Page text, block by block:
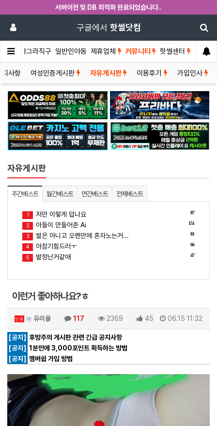
서버이전 및 DB 최적화 완료되었습니다..
구글에서 핫썰닷컴
비아그라직구 일반인야동 제휴업체 커뮤니티 핫썰센터
지사항 여성인증게시판 자유게시판 이용후기 가입인사
자유게시판
주간베스트 월간베스트 연간베스트 전체베스트
87
1 저만 이렇게 덥나요
151
2 아들이 만들어준 Ai
81
3 썰은 아니고 오랜만에 혼자노는거...
66
4 아참기힘드러ㅜ
47
5 발정난거같애
이런거 좋아하나요?ㅎ
인증 유리율 117 2369 45 06.15 11:32
[공지] 후방주의 게시판 관련 긴급 공지사항
[공지] 1분만에 3,000포인트 획득하는 방법
[공지]
멤버쉽 가입 방법